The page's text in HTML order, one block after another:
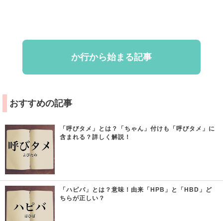
か行から始まる記事
おすすめの記事
「呼びタメ」とは？「ちゃん」付けも「呼びタメ」に
含まれる？詳しく解説！
「ハピバ」とは？意味！由来「HPB」と「HBD」ど
ちらが正しい？